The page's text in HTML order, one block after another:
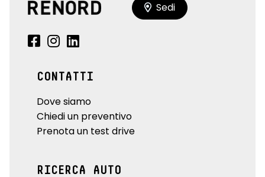
Sedi
CONTATTI
Dove siamo
Chiedi un preventivo
Prenota un test drive
RICERCA AUTO